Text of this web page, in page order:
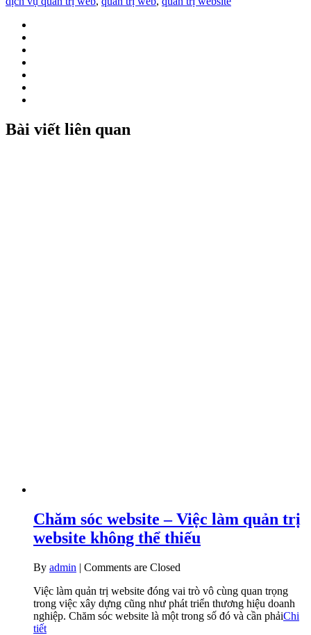
Bài viết liên quan
Chăm sóc website – Việc làm quản trị
website không thể thiếu
By admin | Comments are Closed
Việc làm quản trị website đóng vai trò vô cùng quan trọng
trong việc xây dựng cũng như phát triển thương hiệu doanh
nghiệp. Chăm sóc website là một trong số đó và cần phảiChi
tiết